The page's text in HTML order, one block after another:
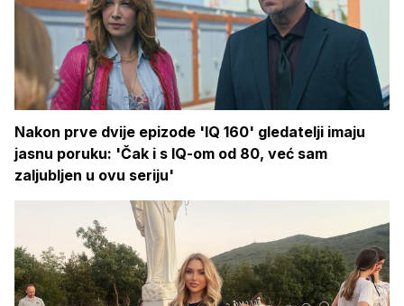
Nakon prve dvije epizode 'IQ 160' gledatelji imaju
jasnu poruku: 'Čak i s IQ-om od 80, već sam
zaljubljen u ovu seriju'